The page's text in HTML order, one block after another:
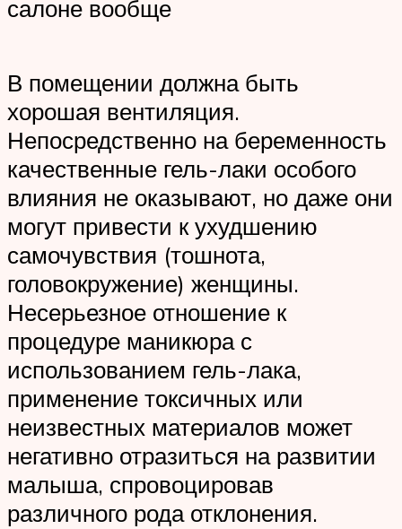
салоне вообще
В помещении должна быть
хорошая вентиляция.
Непосредственно на беременность
качественные гель-лаки особого
влияния не оказывают, но даже они
могут привести к ухудшению
самочувствия (тошнота,
головокружение) женщины.
Несерьезное отношение к
процедуре маникюра с
использованием гель-лака,
применение токсичных или
неизвестных материалов может
негативно отразиться на развитии
малыша, спровоцировав
различного рода отклонения.